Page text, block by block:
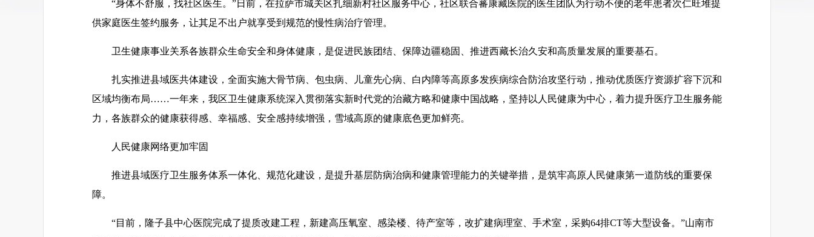
“身体不舒服，找社区医生。”日前，在拉萨市城关区扎细新村社区服务中心，社区联合蕃康藏医院的医生团队为行动不便的老年患者次仁旺堆提
供家庭医生签约服务，让其足不出户就享受到规范的慢性病治疗管理。
卫生健康事业关系各族群众生命安全和身体健康，是促进民族团结、保障边疆稳固、推进西藏长治久安和高质量发展的重要基石。
扎实推进县域医共体建设，全面实施大骨节病、包虫病、儿童先心病、白内障等高原多发疾病综合防治攻坚行动，推动优质医疗资源扩容下沉和
区域均衡布局……一年来，我区卫生健康系统深入贯彻落实新时代党的治藏方略和健康中国战略，坚持以人民健康为中心，着力提升医疗卫生服务能
力，各族群众的健康获得感、幸福感、安全感持续增强，雪域高原的健康底色更加鲜亮。
人民健康网络更加牢固
推进县域医疗卫生服务体系一体化、规范化建设，是提升基层防病治病和健康管理能力的关键举措，是筑牢高原人民健康第一道防线的重要保
障。
“目前，隆子县中心医院完成了提质改建工程，新建高压氧室、感染楼、待产室等，改扩建病理室、手术室，采购64排CT等大型设备。”山南市